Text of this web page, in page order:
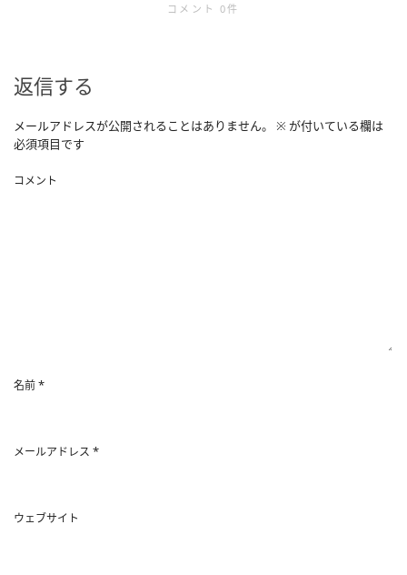
コメント 0件
返信する
メールアドレスが公開されることはありません。 ※ が付いている欄は
必須項目です
コメント
名前*
メールアドレス *
ウェブサイト